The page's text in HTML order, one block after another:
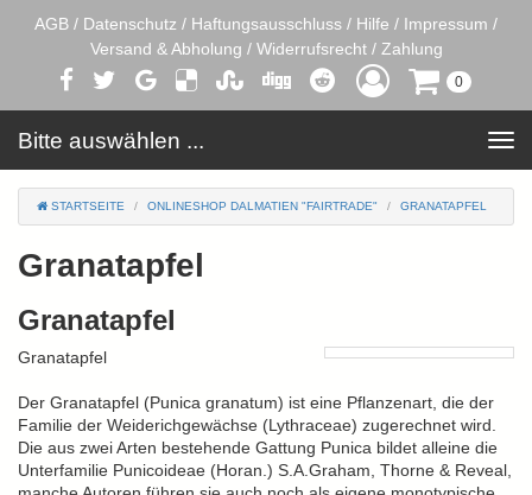
AGB / Datenschutz / Haftungsausschluss / Hilfe / Impressum /
Versand & Abholung / Widerrufsrecht / Zahlung
0
Bitte auswählen ...
STARTSEITE ONLINESHOP DALMATIEN "FAIRTRADE" GRANATAPFEL
Granatapfel
Granatapfel
Granatapfel
Der Granatapfel (Punica granatum) ist eine Pflanzenart, die der
Familie der Weiderichgewächse (Lythraceae) zugerechnet wird.
Die aus zwei Arten bestehende Gattung Punica bildet alleine die
Unterfamilie Punicoideae (Horan.) S.A.Graham, Thorne & Reveal,